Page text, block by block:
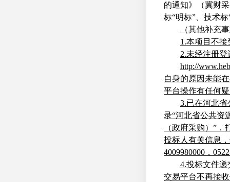
的通知》
（冀财采
标“明标” 、技术标
（其他补充
1 .本项目不接
2.未经注册
http://
自身的原因未能
平台操作有任何
3.已在河北
录“河北省公共资
（政府采购） ” ，
投标人有关信息
4009980000 ，
4.投标文件递
交易平台不再接